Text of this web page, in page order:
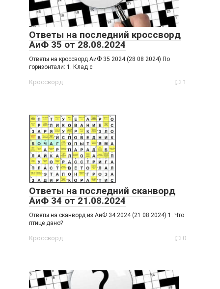
Ответы на последний кроссворд
АиФ 35 от 28.08.2024
Ответы на кроссворд АиФ 35 2024 (28 08 2024) По
горизонтали: 1. Клад с
Кроссворд 1
Ответы на последний сканворд
АиФ 34 от 21.08.2024
Ответы на сканворд из АиФ 34 2024 (21 08 2024) 1. Что
птице дано?
Кроссворд 0